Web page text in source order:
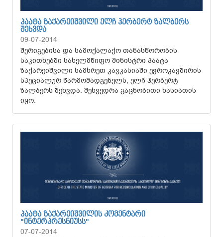
ᲞᲐᲐᲢᲐ ᲖᲐᲥᲐᲠᲔᲘᲨᲕᲘᲚᲘ ᲔᲚᲩ ᲰᲔᲠᲑᲔᲠᲢ ᲖᲐᲚᲑᲔᲠᲡ
ᲨᲔᲮᲕᲓᲐ
09-07-2014
შერიგებისა და სამოქალაქო თანასწორობის
საკითხებში სახელმწიფო მინისტრი პაატა
ზაქარეიშვილი სამხრეთ კავკასიაში ევროკავშირის
სპეციალურ წარმომადგენელს, ელჩ ჰერბერტ
ზალბერს შეხვდა. შეხვედრა გაცნობითი ხასიათის
იყო.
ᲞᲐᲐᲢᲐ ᲖᲐᲥᲐᲠᲔᲘᲨᲕᲘᲚᲘᲡ ᲙᲝᲛᲔᲜᲢᲐᲠᲘ
"ᲘᲜᲢᲔᲠᲞᲠᲔᲡᲜᲘᲣᲡᲡ"
07-07-2014